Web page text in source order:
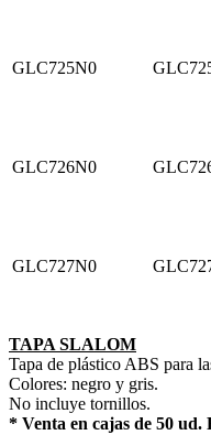
GLC725N0
GLC726N0
GLC727N0
TAPA SLALOM
Tapa de plástico ABS para
Colores: negro y gris.
No incluye tornillos.
* Venta en cajas de 50 ud.